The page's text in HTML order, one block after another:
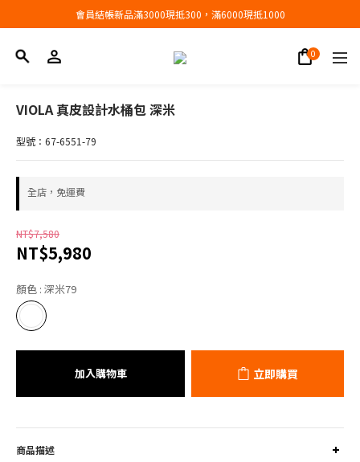
會員結帳新品滿3000現抵300，滿6000現抵1000
會員結帳新品滿3000現抵300，滿6000現抵1000
VIOLA 真皮設計水桶包 深米
型號：67-6551-79
全店，免運費
NT$7,580
NT$5,980
顏色 : 深米79
加入購物車 立即購買
商品描述